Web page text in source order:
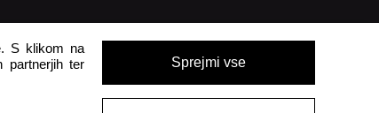
Pon - Pet
8:00 - 16:00
S klikom na
partnerjih ter
Sprejmi vse